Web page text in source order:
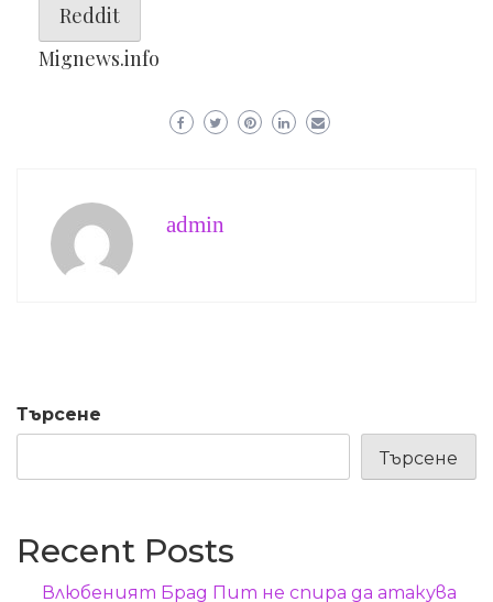
Reddit
Mignews.info
admin
Търсене
Търсене
Recent Posts
Влюбеният Брад Пит не спира да атакува